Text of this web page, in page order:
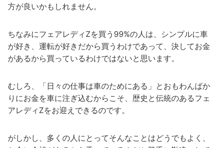
方が良いかもしれません。
ちなみにフェアレディZを買う99%の人は、シンプルに車
が好き、運転が好きだから買うわけであって、決してお金
があるから買っているわけではないと思います。
むしろ、「日々の仕事は車のためにある」とおもわんばか
りにお金を車に注ぎ込むからこそ、歴史と伝統のあるフェ
アレディZをお迎えできるのです。
がしかし、多くの人にとってそんなことはどうでもよく、